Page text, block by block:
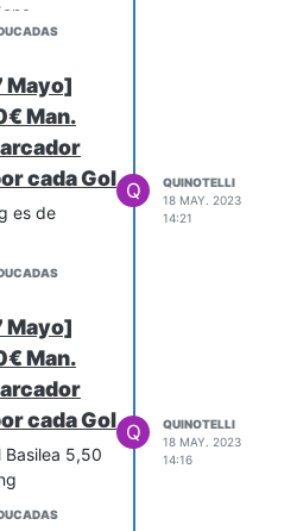
lo he hecho
Mayo]
Man.
cada Gol
es de
Q
QUINOTELLI
18 MAY. 2023
14:21
Mayo]
Man.
cada Gol
Basilea 5,50
Q
QUINOTELLI
18 MAY. 2023
14:16